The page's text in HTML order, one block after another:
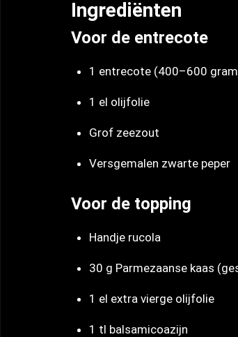
Ingrediënten
Voor de entrecote
1 entrecote (400–600
1 el olijfolie
Grof zeezout
Versgemalen zwarte peper
Voor de topping
Handje rucola
30 g Parmezaanse kaas
1 el extra vierge olijfolie
1 tl balsamicoazijn